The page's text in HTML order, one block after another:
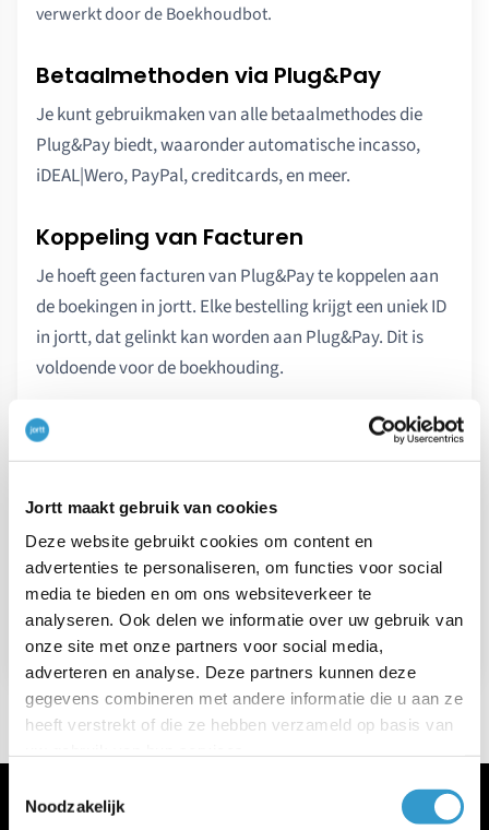
Jortt maakt gebruik van cookies
Deze website gebruikt cookies om content en
advertenties te personaliseren, om functies voor social
media te bieden en om ons websiteverkeer te
analyseren. Ook delen we informatie over uw gebruik van
onze site met onze partners voor social media,
adverteren en analyse. Deze partners kunnen deze
gegevens combineren met andere informatie die u aan ze
heeft verstrekt of die ze hebben verzameld op basis van
Noodzakelijk
verwerkt door de Boekhoudbot.
Betaalmethoden via Plug&Pay
Je kunt gebruikmaken van alle betaalmethodes die
Plug&Pay biedt, waaronder automatische incasso,
iDEAL|Wero, PayPal, creditcards, en meer.
Koppeling van Facturen
Je hoeft geen facturen van Plug&Pay te koppelen aan
de boekingen in jortt. Elke bestelling krijgt een uniek ID
in jortt, dat gelinkt kan worden aan Plug&Pay. Dit is
voldoende voor de boekhouding.
←Hoe kan ik exporteren naar Excel?
VOLGEND ARTIKEL
Wat zijn Potentiële reserves op de balans→